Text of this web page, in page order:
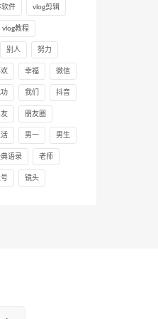
软件 vlog剪辑
vlog教程
别人 努力
幸福 微信
我们 抖音
朋友圈
男一 男生
语录 老师
镜头